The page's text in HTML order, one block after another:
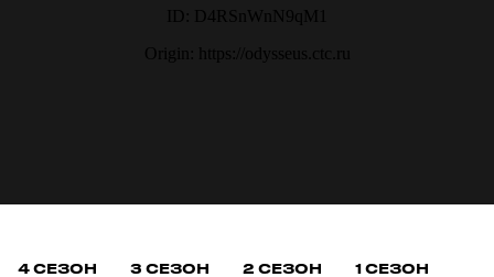
4 СЕЗОН 3 СЕЗОН 2 СЕЗОН 1 СЕЗОН